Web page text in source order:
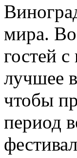
мира.
гостей
лучшее
чтобы
период